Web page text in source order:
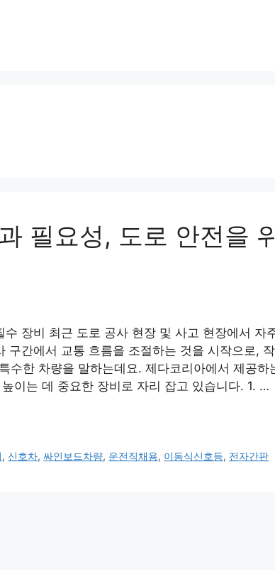
필요성, 도로 안전을
장비 최근 도로 공사 현장 및 사고 현장에서 자
구간에서 교통 흐름을 조절하는 것을 시작으로,
수한 차량을 말하는데요. 제다코리아에서 제공하
이는 데 중요한 장비로 자리 잡고 있습니다. 1. …
, 신호차,싸인보드차량, 운전직채용, 이동식신호등, 전자간판